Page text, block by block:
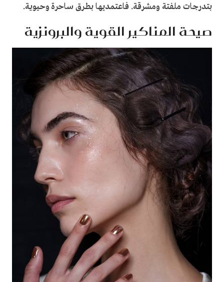
بتدرجات ملفتة ومشرقة. فاعتمديها بطرق ساحرة وحيوية.
صيحة المناكير القوية والبرونزية